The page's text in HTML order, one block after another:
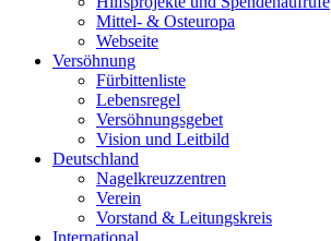
Mittel- & Osteuropa
Webseite
Versöhnung
Fürbittenliste
Lebensregel
Versöhnungsgebet
Vision und Leitbild
Deutschland
Nagelkreuzzentren
Verein
Vorstand & Leitungskreis
International